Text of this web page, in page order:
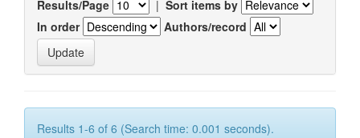
Results/Page | Sort items by
In order
Authors/record
Results 1-6 of 6 (Search time: 0.001 seconds).